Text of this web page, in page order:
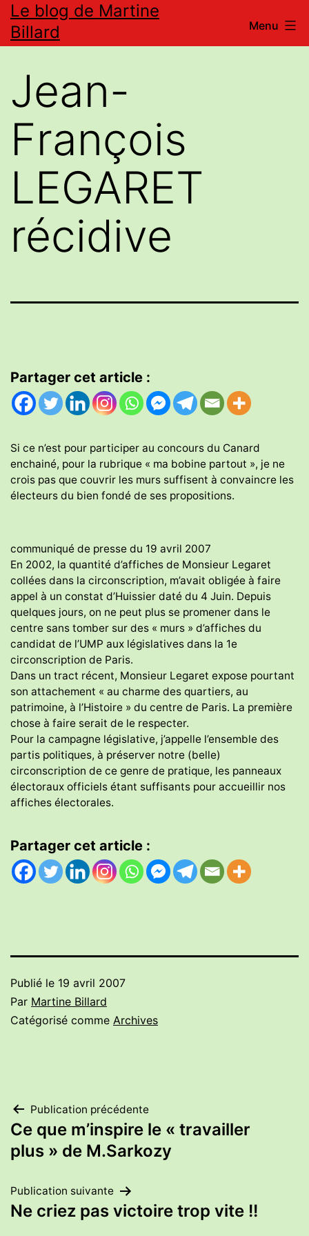
Aller
au
Le blog de Martine
Billard
Menu
Jean-
François
LEGARET
récidive
Partager cet article :
Si ce n’est pour participer au concours du Canard
enchainé, pour la rubrique « ma bobine partout », je ne
crois pas que couvrir les murs suffisent à convaincre les
électeurs du bien fondé de ses propositions.
communiqué de presse du 19 avril 2007
En 2002, la quantité d’affiches de Monsieur Legaret
collées dans la circonscription, m’avait obligée à faire
appel à un constat d’Huissier daté du 4 Juin. Depuis
quelques jours, on ne peut plus se promener dans le
centre sans tomber sur des « murs » d’affiches du
candidat de l’UMP aux législatives dans la 1e
circonscription de Paris.
Dans un tract récent, Monsieur Legaret expose pourtant
son attachement « au charme des quartiers, au
patrimoine, à l’Histoire » du centre de Paris. La première
chose à faire serait de le respecter.
Pour la campagne législative, j’appelle l’ensemble des
partis politiques, à préserver notre (belle)
circonscription de ce genre de pratique, les panneaux
électoraux officiels étant suffisants pour accueillir nos
affiches électorales.
Partager cet article :
Publié le 19 avril 2007
Par Martine Billard
Catégorisé comme Archives
Navigation
de
l’article
Publication précédente
Ce que m’inspire le « travailler
plus » de M.Sarkozy
Publication suivante
Ne criez pas victoire trop vite !!